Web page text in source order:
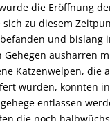
die Eröffnung
zu diesem
und bislang
Gehegen ausharren
Katzenwelpen, die
wurden, konnten
entlassen
die noch